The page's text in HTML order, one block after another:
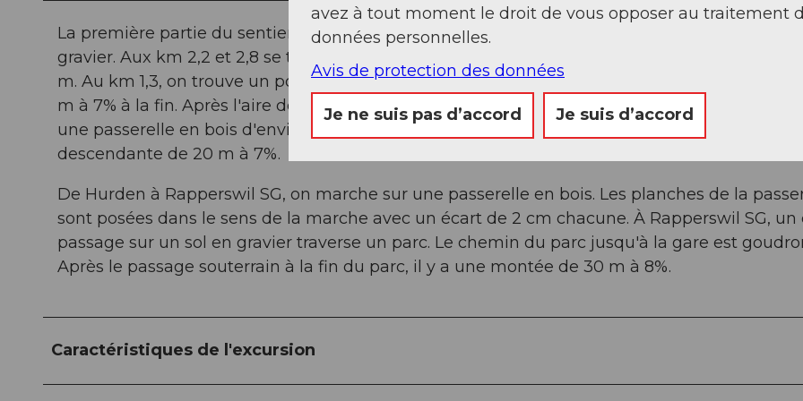
La première partie du sentier de randonnée se déroule majoritairement sur des chemins de
gravier. Aux km 2,2 et 2,8 se trouvent respectivement une section goudronnée de 300 m et
m. Au km 1,3, on trouve un pont avec une montée de 30 m à 8% au début et une descente de
m à 7% à la fin. Après l'aire de repos au km 1,9, il y a une montée de 100 m à 7%. À Hurden, il
une passerelle en bois d'environ 30 m avec une pente de 7%, et au km 2,8 une pente
descendante de 20 m à 7%.
De Hurden à Rapperswil SG, on marche sur une passerelle en bois. Les planches de la
sont posées dans le sens de la marche avec un écart de 2 cm chacune. À Rapperswil SG, un
passage sur un sol en gravier traverse un parc. Le chemin du parc jusqu'à la gare est
Après le passage souterrain à la fin du parc, il y a une montée de 30 m à 8%.
Caractéristiques de l'excursion
avez à tout moment le droit de vous opposer au traitement
données personnelles.
Avis de protection des données
Je ne suis pas d’accord Je suis d’accord